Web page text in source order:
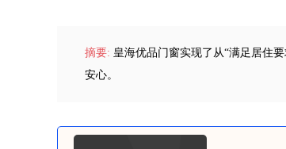
摘要: 皇海优品门窗实现了从“满足居住
安心。